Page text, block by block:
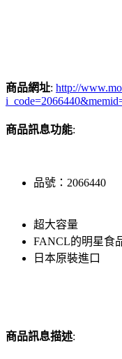
商品網址: http://
商品訊息功能:
品號：2066440
超大容量
FANCL的明星食
日本原裝進口
商品訊息描述: